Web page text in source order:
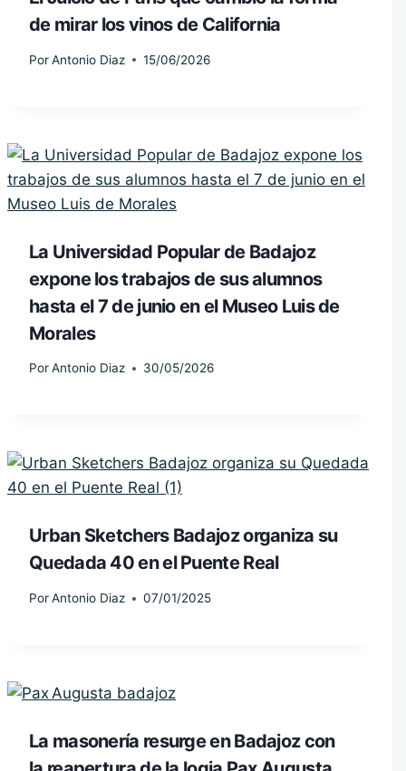
de mirar los vinos de California
PorAntonio Diaz 15/06/2026
La Universidad Popular de Badajoz
expone los trabajos de sus alumnos
hasta el 7 de junio en el Museo Luis de
Morales
PorAntonio Diaz 30/05/2026
Urban Sketchers Badajoz organiza su
Quedada 40 en el Puente Real
PorAntonio Diaz 07/01/2025
La masonería resurge en Badajoz con